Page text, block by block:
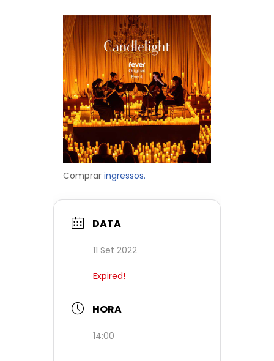
Comprar ingressos.
DATA
11 Set 2022
Expired!
HORA
14:00